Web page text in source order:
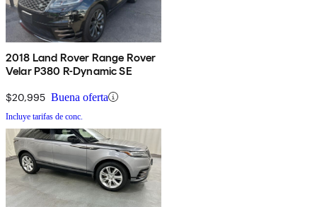
2018 Land Rover Range Rover
Velar P380 R-Dynamic SE
$20,995 Buena oferta
Incluye tarifas de conc.